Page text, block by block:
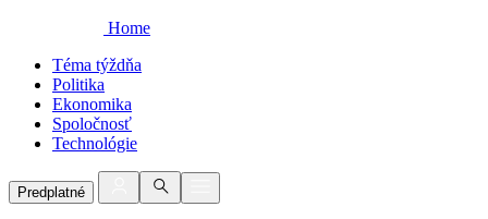
Home
Téma týždňa
Politika
Ekonomika
Spoločnosť
Technológie
Predplatné